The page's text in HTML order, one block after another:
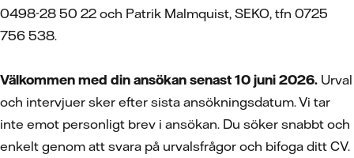
0498-28 50 22 och Patrik Malmquist, SEKO, tfn 0725
756 538.
Välkommen med din ansökan senast 10 juni 2026. Urval
och intervjuer sker efter sista ansökningsdatum. Vi tar
inte emot personligt brev i ansökan. Du söker snabbt och
enkelt genom att svara på urvalsfrågor och bifoga ditt CV.